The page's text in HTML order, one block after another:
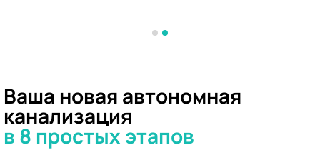
Ваша новая автономная
канализация
в 8 простых этапов